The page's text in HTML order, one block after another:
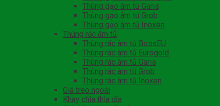
Thùng gạo âm tủ Garis
Thùng gạo âm tủ Grob
Thùng gạo âm tủ Inoxen
Thùng rác âm tủ
Thùng rác âm tủ BossEU
Thùng rác âm tủ Eurogold
Thùng rác âm tủ Garis
Thùng rác âm tủ Grob
Thùng rác âm tủ Inoxen
Giá treo ngoài
Khay chia thìa dĩa